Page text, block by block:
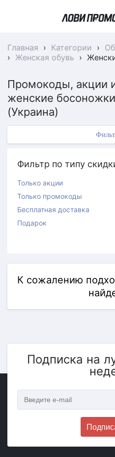
Главная › Категории ›
› Женская обувь ›
Промокоды, акции
женские
(Украина)
Фильтр по типу
Только акции
Только промокоды
Бесплатная доставка
Подарок
К сожалению
Подписка на